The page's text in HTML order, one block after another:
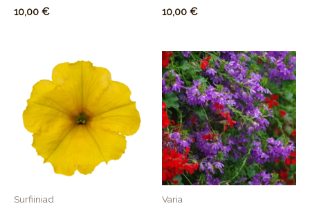
10,00 € 10,00 €
Surfiiniad Varia